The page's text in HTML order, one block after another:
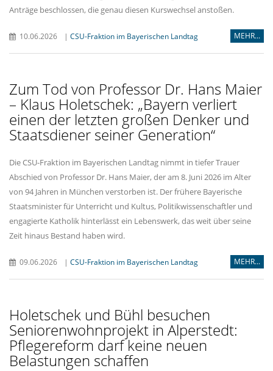
Anträge beschlossen, die genau diesen Kurswechsel anstoßen.
10.06.2026 | CSU-Fraktion im Bayerischen Landtag MEHR...
Zum Tod von Professor Dr. Hans Maier
– Klaus Holetschek: „Bayern verliert
einen der letzten großen Denker und
Staatsdiener seiner Generation“
Die CSU-Fraktion im Bayerischen Landtag nimmt in tiefer Trauer
Abschied von Professor Dr. Hans Maier, der am 8. Juni 2026 im Alter
von 94 Jahren in München verstorben ist. Der frühere Bayerische
Staatsminister für Unterricht und Kultus, Politikwissenschaftler und
engagierte Katholik hinterlässt ein Lebenswerk, das weit über seine
Zeit hinaus Bestand haben wird.
09.06.2026 | CSU-Fraktion im Bayerischen Landtag MEHR...
Holetschek und Bühl besuchen
Seniorenwohnprojekt in Alperstedt:
Pflegereform darf keine neuen
Belastungen schaffen